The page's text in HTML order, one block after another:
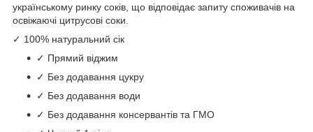
українському ринку соків, що відповідає запиту споживачів на
освіжаючі цитрусові соки.
✓ 100% натуральний сік
✓ Прямий віджим
✓ Без додавання цукру
✓ Без додавання води
✓ Без додавання консервантів та ГМО